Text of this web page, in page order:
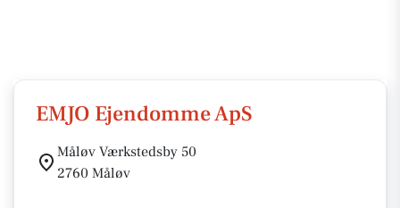
EMJO Ejendomme ApS
Måløv Værkstedsby 50
2760 Måløv